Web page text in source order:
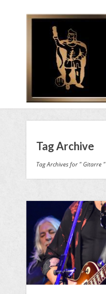
Tag Archive
Tag Archives for " Gitarre "